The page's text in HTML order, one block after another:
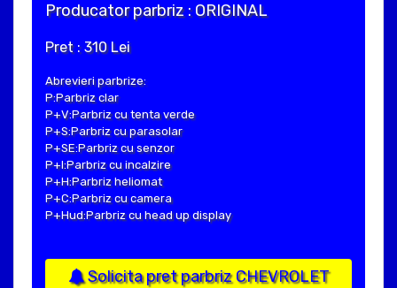
Producator parbriz : ORIGINAL
Pret : 310 Lei
Abrevieri parbrize:
P:Parbriz clar
P+V:Parbriz cu tenta verde
P+S:Parbriz cu parasolar
P+SE:Parbriz cu senzor
P+I:Parbriz cu incalzire
P+H:Parbriz heliomat
P+C:Parbriz cu camera
P+Hud:Parbriz cu head up display
Solicita pret parbriz CHEVROLET